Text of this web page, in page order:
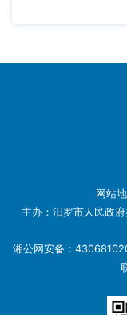
网站
主办：汨罗市人民政
湘公网安备：